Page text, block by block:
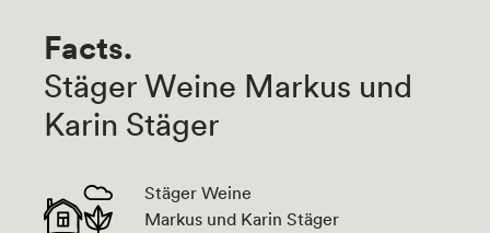
Facts.
Stäger Weine Markus und
Karin Stäger
Stäger Weine
Markus und Karin Stäger